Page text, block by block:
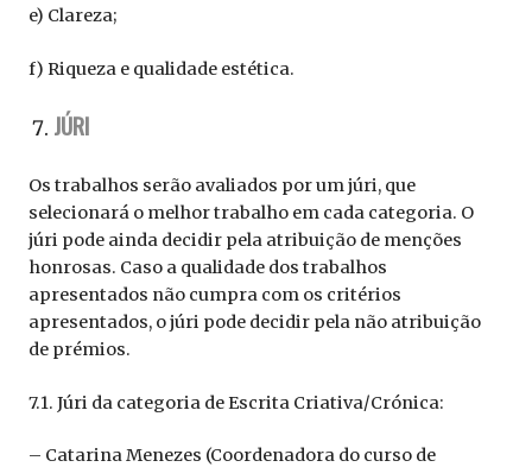
e) Clareza;
f) Riqueza e qualidade estética.
JÚRI
Os trabalhos serão avaliados por um júri, que
selecionará o melhor trabalho em cada categoria. O
júri pode ainda decidir pela atribuição de menções
honrosas. Caso a qualidade dos trabalhos
apresentados não cumpra com os critérios
apresentados, o júri pode decidir pela não atribuição
de prémios.
7.1. Júri da categoria de Escrita Criativa/Crónica:
– Catarina Menezes (Coordenadora do curso de